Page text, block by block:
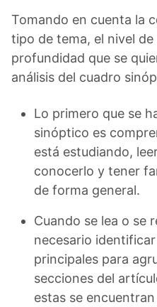
Tomando en cuenta la
tipo de tema, el nivel
profundidad que se
análisis del cuadro
Lo primero que se
sinóptico es
está estudiando,
conocerlo y tener
de forma general.
Cuando se lea o se
necesario
principales para
secciones del
estas se